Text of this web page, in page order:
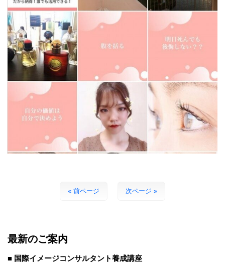
« 前ページ 次ページ »
最新のご案内
■ 国際イメージコンサルタント養成講座